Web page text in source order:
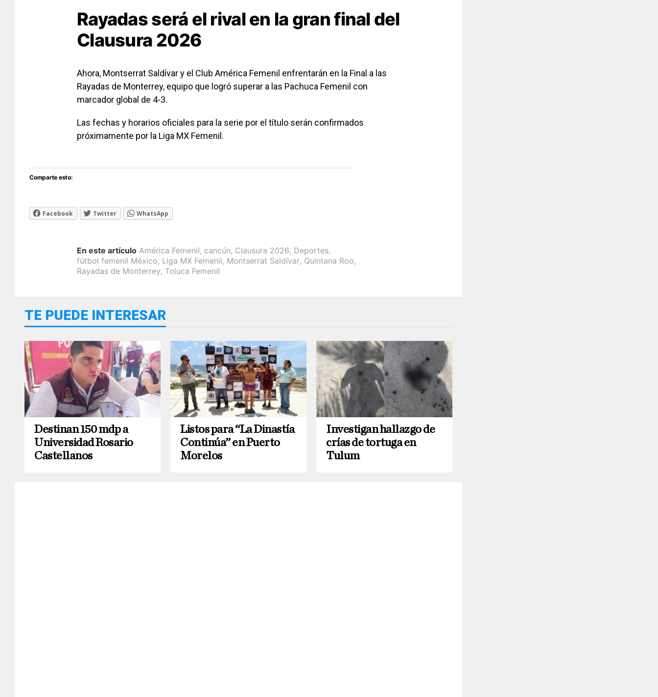
Rayadas será el rival en la gran final del
Clausura 2026
Ahora, Montserrat Saldívary el Club América Femenil enfrentarán en la Final a las
Rayadas de Monterrey, equipo que logró superar a las Pachuca Femenil con
marcador global de 4-3.
Las fechas y horarios oficiales para la serie por el título serán confirmados
próximamente por la Liga MX Femenil.
Comparte esto:
Facebook Twitter WhatsApp
En este artículo América Femenil, cancún, Clausura 2026, Deportes,
fútbol femenil México, Liga MX Femenil, Montserrat Saldívar, Quintana Roo,
Rayadas de Monterrey, Toluca Femenil
TE PUEDE INTERESAR
Destinan 150 mdp a
Universidad Rosario
Castellanos
Listos para “La Dinastía
Continúa” en Puerto
Morelos
Investigan hallazgo de
crías de tortuga en
Tulum